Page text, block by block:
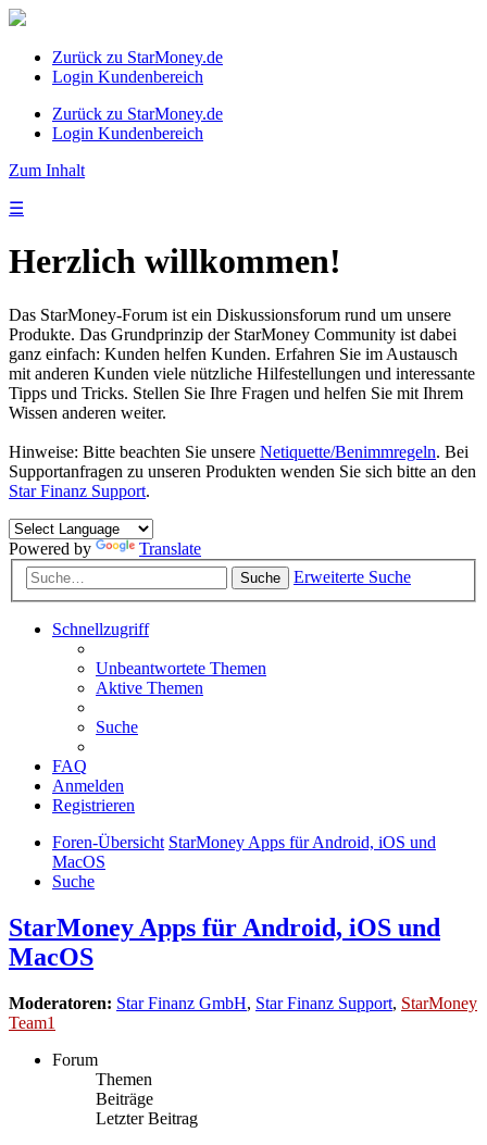
Zurück zu StarMoney.de
Login Kundenbereich
Zurück zu StarMoney.de
Login Kundenbereich
Zum Inhalt
☰
Herzlich willkommen!
Das StarMoney-Forum ist ein Diskussionsforum rund um unsere
Produkte. Das Grundprinzip der StarMoney Community ist dabei
ganz einfach: Kunden helfen Kunden. Erfahren Sie im Austausch
mit anderen Kunden viele nützliche Hilfestellungen und interessante
Tipps und Tricks. Stellen Sie Ihre Fragen und helfen Sie mit Ihrem
Wissen anderen weiter.
Hinweise: Bitte beachten Sie unsere Netiquette/Benimmregeln. Bei
Supportanfragen zu unseren Produkten wenden Sie sich bitte an den
Star Finanz Support.
Powered by Translate
Suche Erweiterte Suche
Schnellzugriff
Unbeantwortete Themen
Aktive Themen
Suche
FAQ
Anmelden
Registrieren
Foren-Übersicht StarMoney Apps für Android, iOS und
MacOS
Suche
StarMoney Apps für Android, iOS und
MacOS
Moderatoren: Star Finanz GmbH, Star Finanz Support, StarMoney
Team1
Forum
Themen
Beiträge
Letzter Beitrag